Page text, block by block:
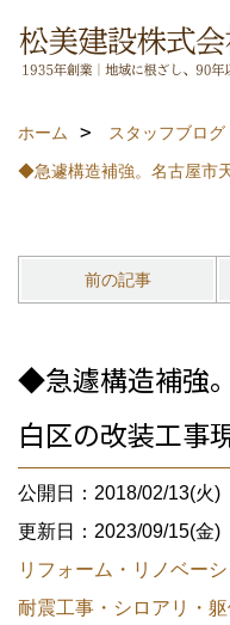
ホーム
スタッフブログ
◆急遽構造補強。名古屋市
前の記事
◆急遽構造補強
白区の改装工事
公開日：2018/02/13(火)
更新日：2023/09/15(金)
リフォーム・リノベー
耐震工事・シロアリ・